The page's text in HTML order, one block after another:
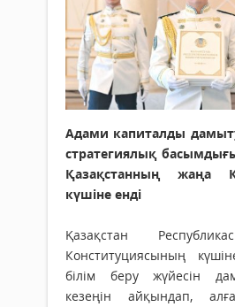
Адами капиталды
стратегиялық
Қазақстанның жаңа
күшіне енді
Қазақстан
Конституциясының
білім беру жүйесін
кезеңін айқындап,